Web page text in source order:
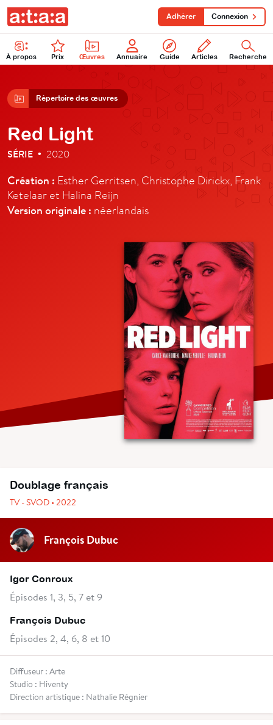
À propos Prix Œuvres Annuaire Guide Articles Recherche
Adhérer Connexion
Répertoire des œuvres
Red Light
SÉRIE • 2020
Création : Esther Gerritsen, Christophe Dirickx, Frank
Ketelaar et Halina Reijn
Version originale : néerlandais
Doublage français
TV - SVOD • 2022
François Dubuc
Igor Conroux
Épisodes 1, 3, 5, 7 et 9
François Dubuc
Épisodes 2, 4, 6, 8 et 10
Diffuseur : Arte
Studio : Hiventy
Direction artistique : Nathalie Régnier